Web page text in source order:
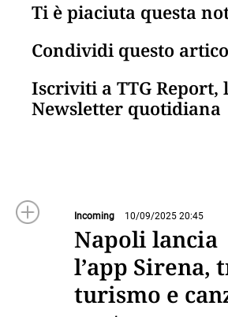
Ti è piaciuta questa
Condividi questo
Iscriviti a TTG Report,
Newsletter quotidiana
Incoming 10/09/2025 20:45
Napoli lancia
l’app Sirena,
turismo e